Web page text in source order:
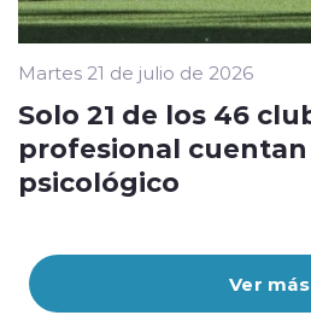
Ver más
Martes 21 de julio de 2026
Solo 21 de los 46
profesional
psicológico